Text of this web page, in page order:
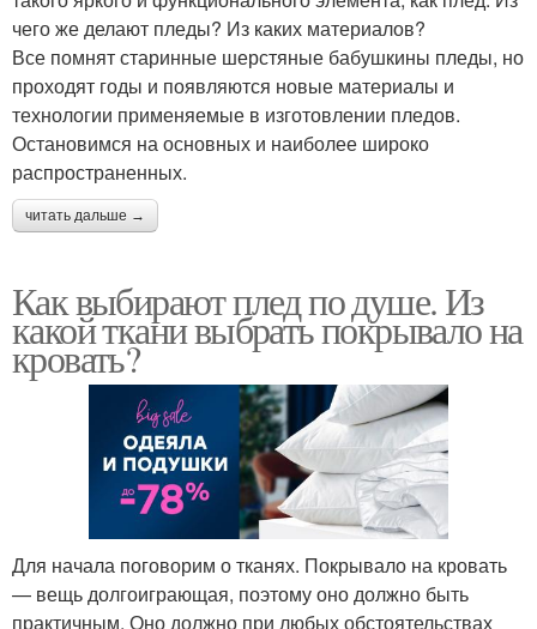
чего же делают пледы? Из каких материалов?
Все помнят старинные шерстяные бабушкины пледы, но
проходят годы и появляются новые материалы и
технологии применяемые в изготовлении пледов.
Остановимся на основных и наиболее широко
распространенных.
читать дальше →
Как выбирают плед по душе. Из
какой ткани выбрать покрывало на
кровать?
Для начала поговорим о тканях. Покрывало на кровать
— вещь долгоиграющая, поэтому оно должно быть
практичным. Оно должно при любых обстоятельствах